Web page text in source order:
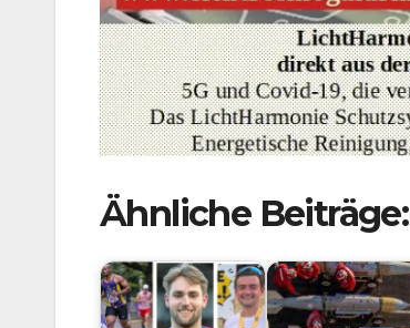
Ähnliche Beiträge: